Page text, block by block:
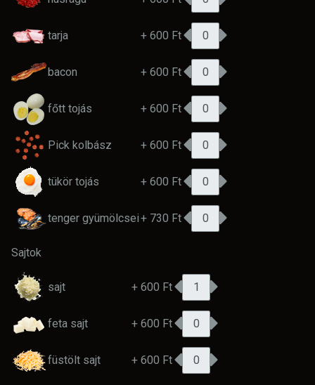
tarja + 600 Ft
bacon + 600 Ft
főtt tojás + 600 Ft
Pick kolbász + 600 Ft
tükör tojás + 600 Ft
tenger gyümölcsei+ 730 Ft
Sajtok
sajt + 600 Ft
feta sajt + 600 Ft
füstölt sajt + 600 Ft